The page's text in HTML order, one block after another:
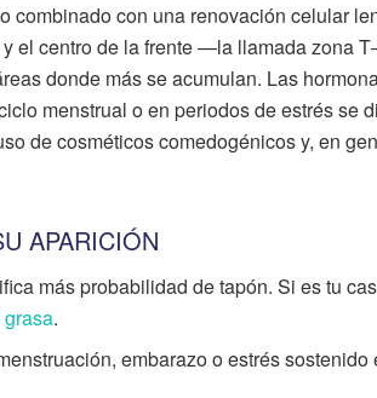
combinado con una renovación celular
el centro de la frente —la llamada zona
donde más se acumulan. Las
menstrual o en periodos de estrés se
de cosméticos comedogénicos y, en
APARICIÓN
más probabilidad de tapón. Si es tu
.
embarazo o estrés